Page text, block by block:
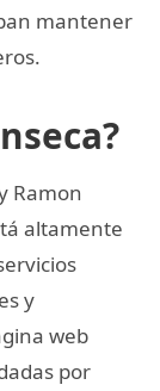
mantener
Ramon
altamente
y
web
por